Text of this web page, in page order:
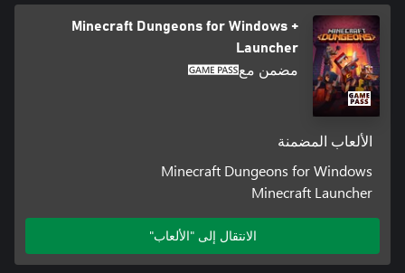
Minecraft Dungeons for Windows +
Launcher
مضمن مع
الألعاب المضمنة
Minecraft Dungeons for Windows
Minecraft Launcher
الانتقال إلى "الألعاب"